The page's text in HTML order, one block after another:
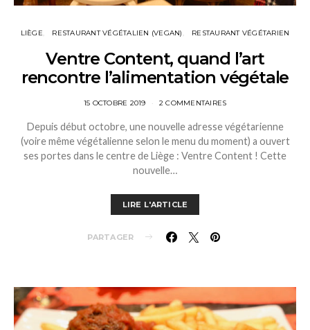
LIÈGE RESTAURANT VÉGÉTALIEN (VEGAN) RESTAURANT VÉGÉTARIEN
Ventre Content, quand l’art
rencontre l’alimentation végétale
15 OCTOBRE 2019 2 COMMENTAIRES
Depuis début octobre, une nouvelle adresse végétarienne
(voire même végétalienne selon le menu du moment) a ouvert
ses portes dans le centre de Liège : Ventre Content ! Cette
nouvelle…
LIRE L'ARTICLE
PARTAGER